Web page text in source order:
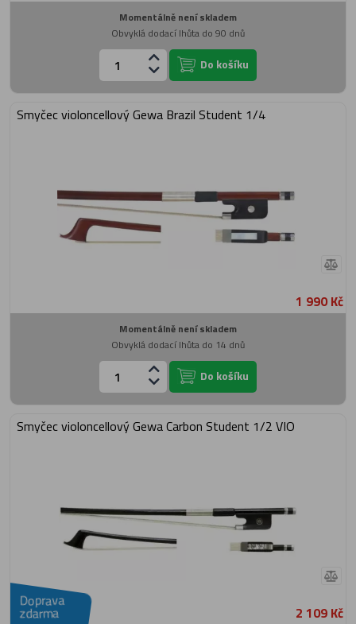
Momentálně není skladem
Obvyklá dodací lhůta do 90 dnů
Do košíku
Smyčec violoncellový Gewa Brazil Student 1/4
1 990 Kč
Momentálně není skladem
Obvyklá dodací lhůta do 14 dnů
Do košíku
Smyčec violoncellový Gewa Carbon Student 1/2 VIO
Doprava
zdarma 2 109 Kč